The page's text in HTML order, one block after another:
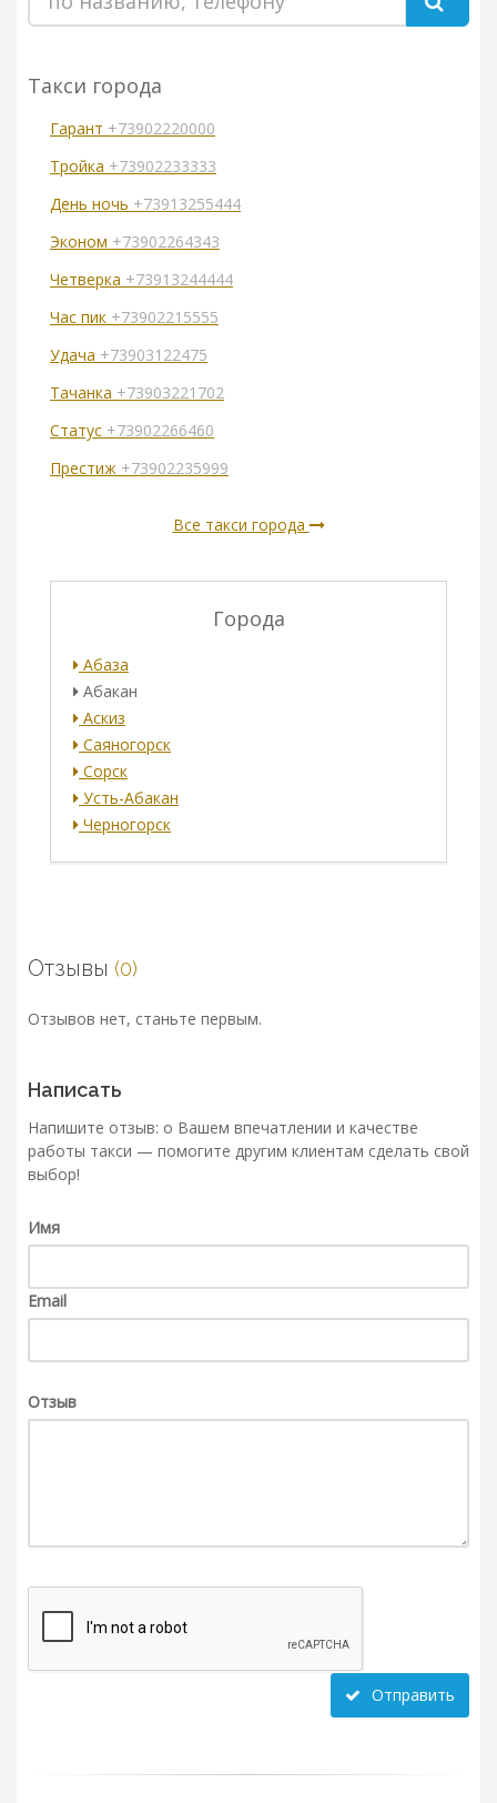
Такси города
Гарант +73902220000
Тройка +73902233333
День ночь +73913255444
Эконом +73902264343
Четверка +73913244444
Час пик +73902215555
Удача +73903122475
Тачанка +73903221702
Статус +73902266460
Престиж +73902235999
Все такси города
Города
Абаза
Абакан
Аскиз
Саяногорск
Сорск
Усть-Абакан
Черногорск
Отзывы (0)
Отзывов нет, станьте первым.
Написать
Напишите отзыв: о Вашем впечатлении и качестве
работы такси — помогите другим клиентам сделать свой
выбор!
Имя
Email
Отзыв
Отправить